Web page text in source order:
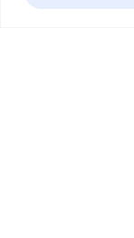
PRESENTACIÓ